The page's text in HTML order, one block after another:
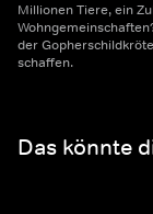
Millionen Tiere, ein
der
schaffen.
Das könnte